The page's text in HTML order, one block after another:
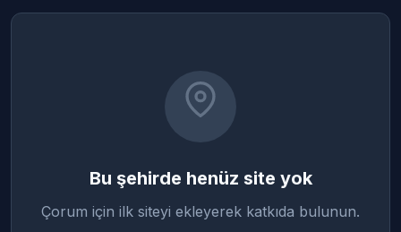
Bu şehirde henüz site yok
Çorum için ilk siteyi ekleyerek katkıda bulunun.